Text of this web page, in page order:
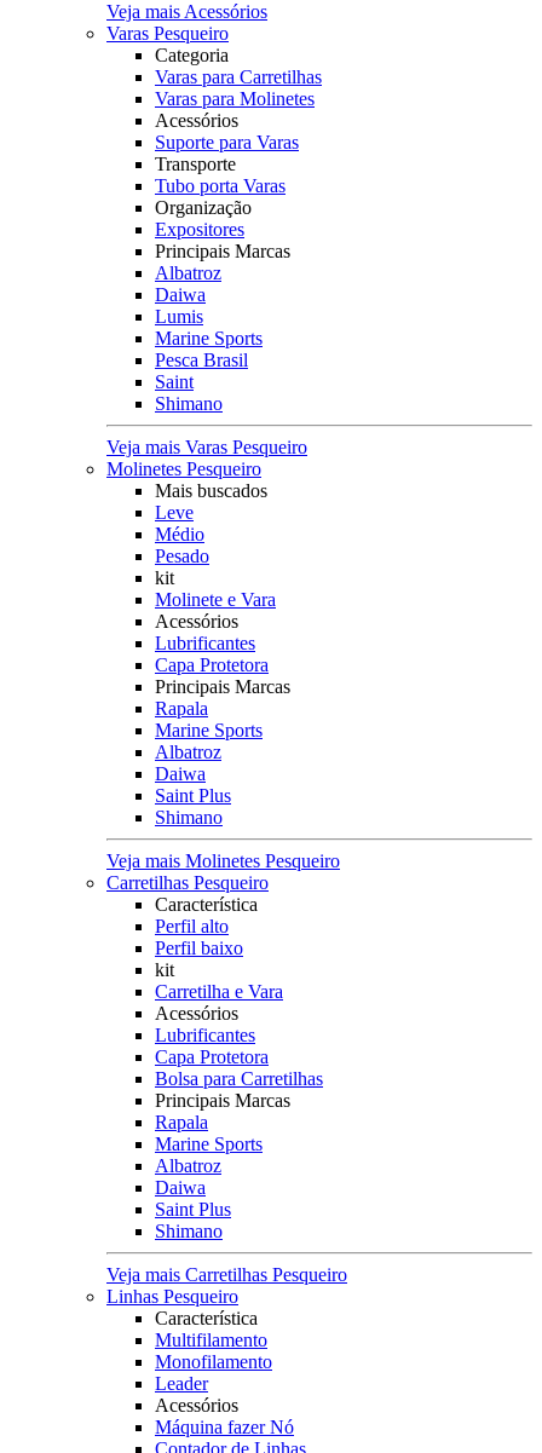
Veja mais Acessórios
Varas Pesqueiro
Categoria
Varas para Carretilhas
Varas para Molinetes
Acessórios
Suporte para Varas
Transporte
Tubo porta Varas
Organização
Expositores
Principais Marcas
Albatroz
Daiwa
Lumis
Marine Sports
Pesca Brasil
Saint
Shimano
Veja mais Varas Pesqueiro
Molinetes Pesqueiro
Mais buscados
Leve
Médio
Pesado
kit
Molinete e Vara
Acessórios
Lubrificantes
Capa Protetora
Principais Marcas
Rapala
Marine Sports
Albatroz
Daiwa
Saint Plus
Shimano
Veja mais Molinetes Pesqueiro
Carretilhas Pesqueiro
Característica
Perfil alto
Perfil baixo
kit
Carretilha e Vara
Acessórios
Lubrificantes
Capa Protetora
Bolsa para Carretilhas
Principais Marcas
Rapala
Marine Sports
Albatroz
Daiwa
Saint Plus
Shimano
Veja mais Carretilhas Pesqueiro
Linhas Pesqueiro
Característica
Multifilamento
Monofilamento
Leader
Acessórios
Máquina fazer Nó
Contador de Linhas